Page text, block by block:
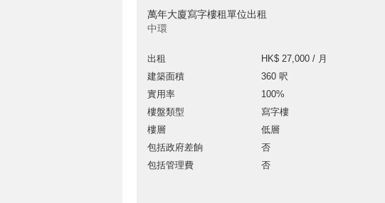
萬年大廈寫字樓租單位出租
中環
出租
HK$ 27,000 / 月
建築面積
360 呎
實用率
100%
樓盤類型
寫字樓
樓層
低層
包括政府差餉
否
包括管理費
否